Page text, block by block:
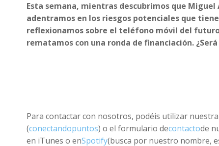
Esta semana, mientras descubrimos que
adentramos en los riesgos potenciales que
reflexionamos sobre el teléfono móvil del
rematamos con una ronda de financiación.
Para contactar con nosotros, podéis utilizar
(conectandopuntos) o el formulario decontactode
en iTunes o enSpotify(busca por nuestro nombre,